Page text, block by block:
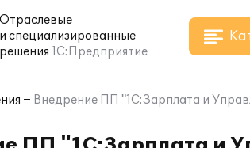
Отраслевые
и специализированные
решения 1С:Предприятие
Внедрение ПП "1С:Зарплата и